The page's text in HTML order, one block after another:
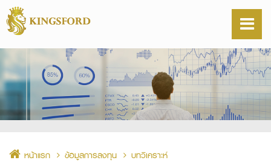
หน้าแรก ข้อมูลการลงทุน บทวิเคราะห์